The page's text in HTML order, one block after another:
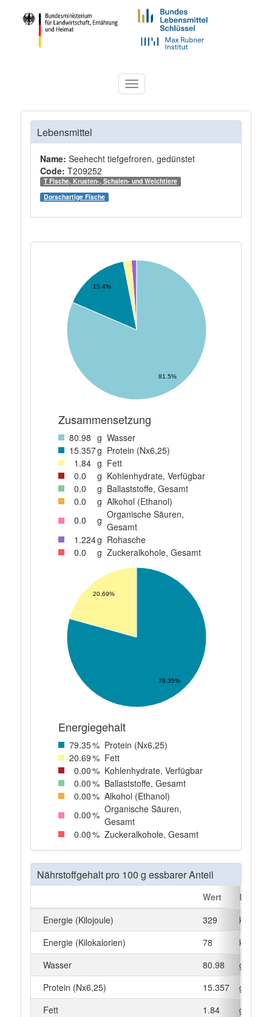
Toggle
navigation
Lebensmittel
Name: Seehecht tiefgefroren, gedünstet
Code: T209252
T Fische, Krusten-, Schalen- und Weichtiere
Dorschartige Fische
15.4%
81.5%
Zusammensetzung
80.98 g Wasser
15.357g Protein (Nx6,25)
1 .84 g Fett
0.0 g Kohlenhydrate, Verfügbar
0.0 g Ballaststoffe, Gesamt
0.0 g Alkohol (Ethanol)
0.0 g Organische Säuren,
Gesamt
1 .224g Rohasche
0.0 g Zuckeralkohole, Gesamt
20.69%
79.35%
Energiegehalt
79.35% Protein (Nx6,25)
20.69% Fett
0.00% Kohlenhydrate, Verfügbar
0.00% Ballaststoffe, Gesamt
0.00% Alkohol (Ethanol)
0.00% Organische Säuren,
Gesamt
0.00% Zuckeralkohole, Gesamt
Nährstoffgehalt pro 100 g essbarer Anteil
Wert
Einheit
Energie (Kilojoule)
329
kJ
Energie (Kilokalorien)
78
kcal
Wasser
80.98
g
Protein (Nx6,25)
15.357
g
Fett
1.84
g